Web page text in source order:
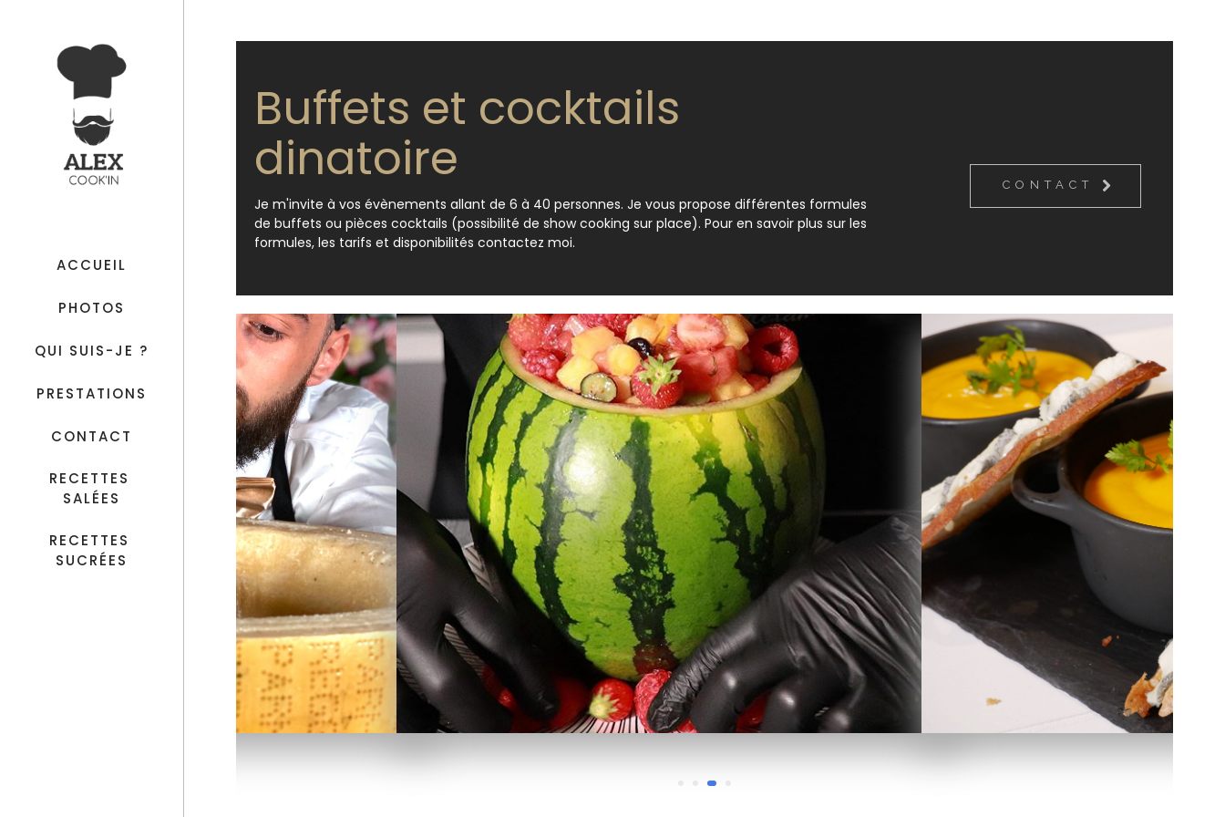
ACCUEIL
PHOTOS
QUI SUIS-JE ?
PRESTATIONS
CONTACT
RECETTES
SALÉES
RECETTES
SUCRÉES
Buffets et cocktails
dinatoire
Je m'invite à vos évènements allant de 6 à 40 personnes. Je vous propose différentes formules
de buffets ou pièces cocktails (possibilité de show cooking sur place). Pour en savoir plus sur les
formules, les tarifs et disponibilités contactez moi.
CONTACT